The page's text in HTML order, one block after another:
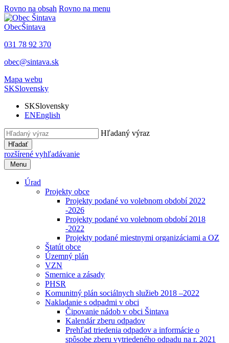
Rovno na obsah Rovno na menu
ObecŠintava
031 78 92 370
obec@sintava.sk
Mapa webu
SKSlovensky
SKSlovensky
ENEnglish
Hľadaný výraz
Hľadať
rozšírené vyhľadávanie
Menu
Úrad
Projekty obce
Projekty podané vo volebnom období 2022
-2026
Projekty podané vo volebnom období 2018
-2022
Projekty podané miestnymi organizáciami a OZ
Štatút obce
Územný plán
VZN
Smernice a zásady
PHSR
Komunitný plán sociálnych služieb 2018 –2022
Nakladanie s odpadmi v obci
Čipovanie nádob v obci Šintava
Kalendár zberu odpadov
Prehľad triedenia odpadov a informácie o
spôsobe zberu vytriedeného odpadu na r. 2021